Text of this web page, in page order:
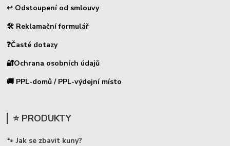
↩ Odstoupení od smlouvy
🛠 Reklamační formulář
❓Časté dotazy
🔐Ochrana osobních údajů
🚚 PPL-domů / PPL-výdejní místo
⭐ PRODUKTY
🐾 Jak se zbavit kuny?